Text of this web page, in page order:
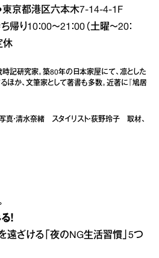
東京都港区六本木7‐14‐4‐1F
帰り10：00～21：00（土曜～20：
休
記研究家。築80年の日本家屋にて、凛とした
ほか、文筆家として著書も多数。近著に『鳩居
真・清水奈緒 スタイリスト・荻野玲子 取材、
！
遠ざける「夜のNG生活習慣」5つ